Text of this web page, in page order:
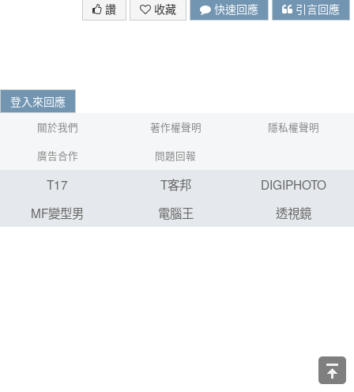
讚 收藏 快速回應 引言回應
登入來回應
關於我們 著作權聲明
隱私權聲明
廣告合作
問題回報
T17 T客邦
DIGIPHOTO
MF變型男
電腦王 透視鏡